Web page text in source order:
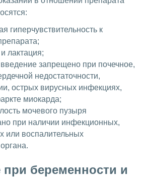
гиперчувствительность к
лактация;
запрещено при почечное,
недостаточности,
острых вирусных инфекциях,
миокарда;
мочевого пузыря
при наличии инфекционных,
или воспалительных
беременности и